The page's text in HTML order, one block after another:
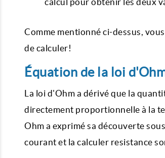
Comme mentionné ci-dessus,
de calculer!
Équation de la loi
La loi d'Ohm a dérivé que la
directement proportionnelle à la
Ohm a exprimé sa découverte
courant et la calculer resistance